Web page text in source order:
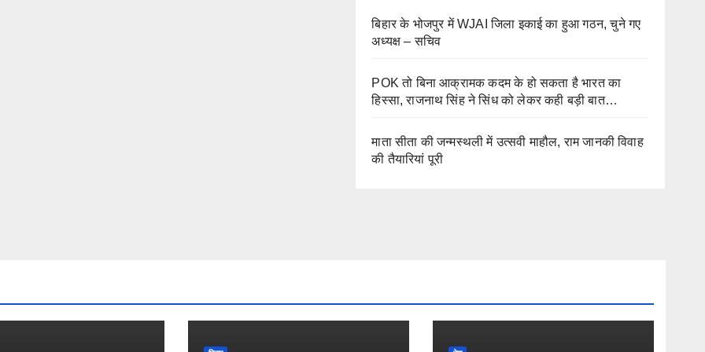
बिहार के भोजपुर में WJAI जिला इकाई का हुआ गठन, चुने गए
अध्यक्ष – सचिव
POK तो बिना आक्रामक कदम के हो सकता है भारत का
हिस्सा, राजनाथ सिंह ने सिंध को लेकर कही बड़ी बात…
माता सीता की जन्मस्थली में उत्सवी माहौल, राम जानकी विवाह
की तैयारियां पूरी